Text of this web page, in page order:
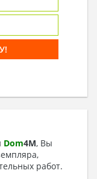
Dom4M, Вы
работ.